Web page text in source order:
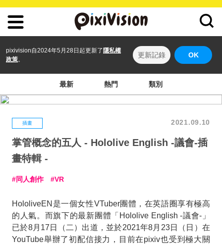
pixivision自2024年5月28日起更新了 隱私權
政策。
更新記錄 OK
最新 熱門 類別
插畫 2021.09.10
掌管概念的五人 - Hololive English -議會-插
畫特輯 -
同人創作 VR
HololiveEN是一個女性VTuber團體，在英語圈享有極高
的人氣。而旗下的最新團體「Hololive English -議會-」
已於8月17日（二）出道，並於2021年8月23日（日）在
YouTube舉辦了初配信接力，目前在pixiv也受到極大關